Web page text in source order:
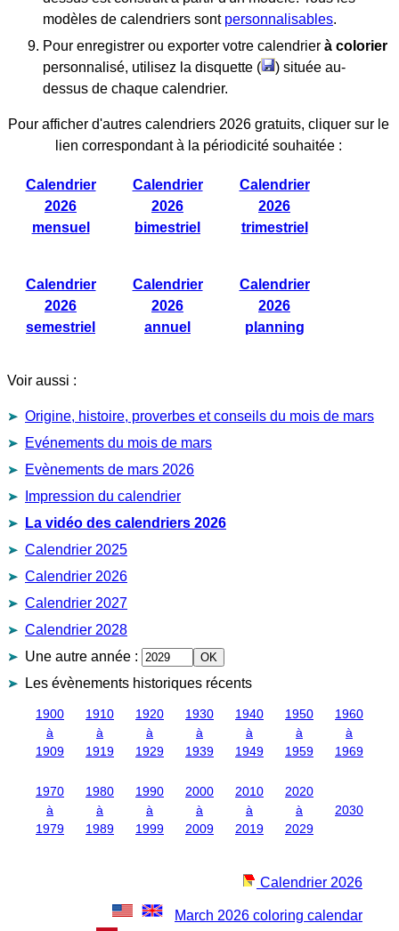
modèles de calendriers sont personnalisables.
Pour enregistrer ou exporter votre calendrier à colorier
personnalisé, utilisez la disquette (
) située au-
dessus de chaque calendrier.
Pour afficher d'autres calendriers 2026 gratuits, cliquer sur le
lien correspondant à la périodicité souhaitée :
Calendrier
2026
mensuel
Calendrier
2026
bimestriel
Calendrier
2026
trimestriel
Calendrier
2026
semestriel
Calendrier
2026
annuel
Calendrier
2026
planning
Voir aussi :
Origine, histoire, proverbes et conseils du mois de mars
Evénements du mois de mars
Evènements de mars 2026
Impression du calendrier
La vidéo des calendriers 2026
Calendrier 2025
Calendrier 2026
Calendrier 2027
Calendrier 2028
Une autre année :
Les évènements historiques récents
1900
à
1909
1910
à
1919
1920
à
1929
1930
à
1939
1940
à
1949
1950
à
1959
1960
à
1969
1970
à
1979
1980
à
1989
1990
à
1999
2000
à
2009
2010
à
2019
2020
à
2029
2030
Calendrier 2026
March 2026 coloring calendar